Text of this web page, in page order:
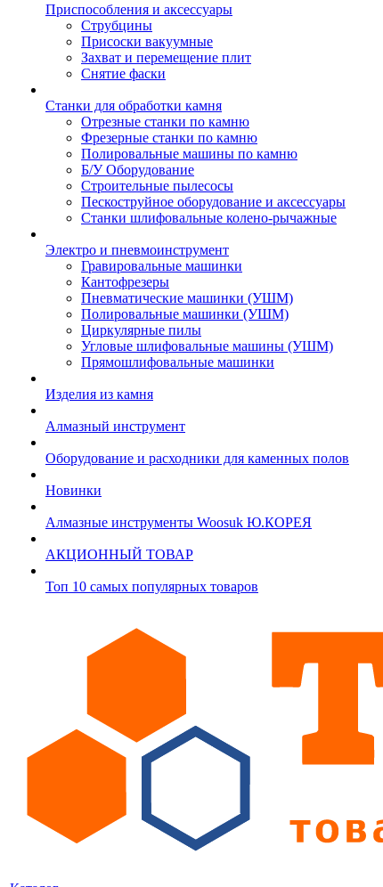
Приспособления и аксессуары
Струбцины
Присоски вакуумные
Захват и перемещение плит
Снятие фаски
Станки для обработки камня
Отрезные станки по камню
Фрезерные станки по камню
Полировальные машины по камню
Б/У Оборудование
Строительные пылесосы
Пескоструйное оборудование и аксессуары
Станки шлифовальные колено-рычажные
Электро и пневмоинструмент
Гравировальные машинки
Кантофрезеры
Пневматические машинки (УШМ)
Полировальные машинки (УШМ)
Циркулярные пилы
Угловые шлифовальные машины (УШМ)
Прямошлифовальные машинки
Изделия из камня
Алмазный инструмент
Оборудование и расходники для каменных полов
Новинки
Алмазные инструменты Woosuk Ю.КОРЕЯ
АКЦИОННЫЙ ТОВАР
Топ 10 самых популярных товаров